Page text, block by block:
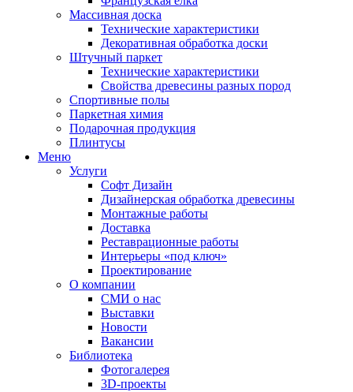
Массивная доска
Технические характеристики
Декоративная обработка доски
Штучный паркет
Технические характеристики
Свойства древесины разных пород
Спортивные полы
Паркетная химия
Подарочная продукция
Плинтусы
Меню
Услуги
Софт Дизайн
Дизайнерская обработка древесины
Монтажные работы
Доставка
Реставрационные работы
Интерьеры «под ключ»
Проектирование
О компании
СМИ о нас
Выставки
Новости
Вакансии
Библиотека
Фотогалерея
3D-проекты